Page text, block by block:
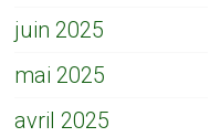
juin 2025
mai 2025
avril 2025